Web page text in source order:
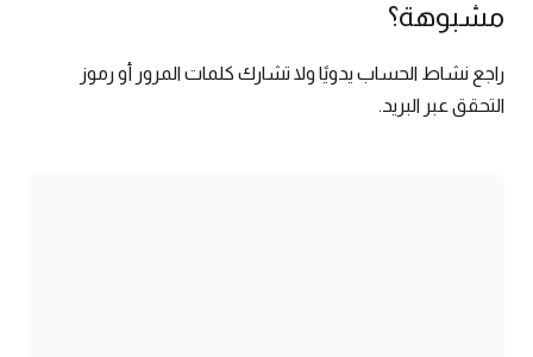
مشبوهة؟
راجع نشاط الحساب يدويًا ولا تشارك كلمات المرور أو رموز
التحقق عبر البريد.